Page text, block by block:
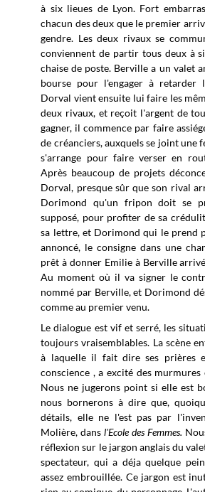
à six lieues de Lyon. Fort
chacun des deux que le premier
gendre. Les deux rivaux se
conviennent de partir tous deux à
chaise de poste. Berville a un valet
bourse pour l'engager à retarder
Dorval vient ensuite lui faire les
deux rivaux, et reçoit l'argent de
gagner, il commence par faire
de créanciers, auxquels se joint une
s'arrange pour faire verser en
Après beaucoup de projets
Dorval, presque sûr que son rival
Dorimond qu'un fripon doit se
supposé, pour profiter de sa
sa lettre, et Dorimond qui le prend
annoncé, le consigne dans une
prêt à donner Emilie à Berville
Au moment où il va signer le
nommé par Berville, et Dorimond
comme au premier venu.
Le dialogue est vif et serré, les
toujours vraisemblables. La scène
à laquelle il fait dire ses prières
conscience , a excité des murmures
Nous ne jugerons point si elle est
nous bornerons à dire que,
détails, elle ne l'est pas par
Molière, dansl'Ecole des Femmes.
réflexion sur le jargon anglais du
spectateur, qui a déja quelque
assez embrouillée. Ce jargon est